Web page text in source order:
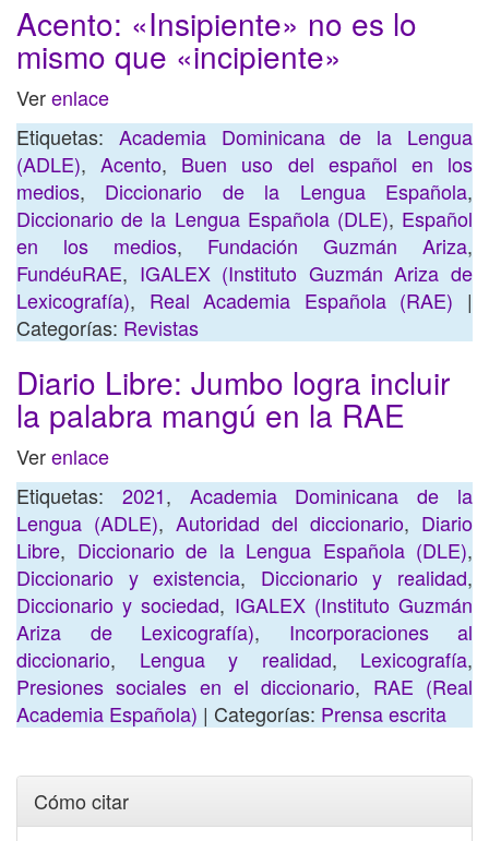
Acento: «Insipiente» no es lo
mismo que «incipiente»
Verenlace
Etiquetas: Academia Dominicana de la Lengua
(ADLE),Acento, Buen uso del español en los
medios, Diccionario de la Lengua Española,
Diccionario de la Lengua Española (DLE), Español
en los medios, Fundación Guzmán Ariza,
FundéuRAE, IGALEX (Instituto Guzmán Ariza de
Lexicografía), Real Academia Española (RAE) |
Categorías: Revistas
Diario Libre: Jumbo logra incluir
la palabra mangú en la RAE
Verenlace
Etiquetas: 2021, Academia Dominicana de la
Lengua (ADLE), Autoridad del diccionario, Diario
Libre, Diccionario de la Lengua Española (DLE),
Diccionario y existencia, Diccionario y realidad,
Diccionario y sociedad, IGALEX (Instituto Guzmán
Ariza de Lexicografía), Incorporaciones al
diccionario, Lengua y realidad, Lexicografía,
Presiones sociales en el diccionario, RAE (Real
Academia Española) | Categorías: Prensa escrita
Cómo citar